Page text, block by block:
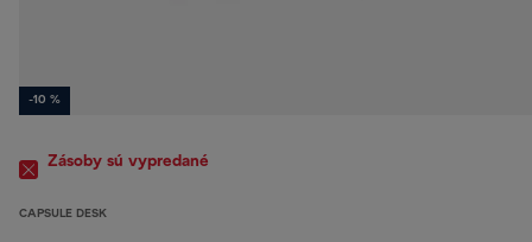
-10 %
Zásoby sú vypredané
CAPSULE DESK